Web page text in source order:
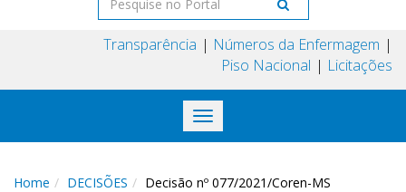
Transparência
Números da Enfermagem
Piso Nacional
Licitações
Toggle
navigation
Home DECISÕES Decisão nº 077/2021/Coren-MS